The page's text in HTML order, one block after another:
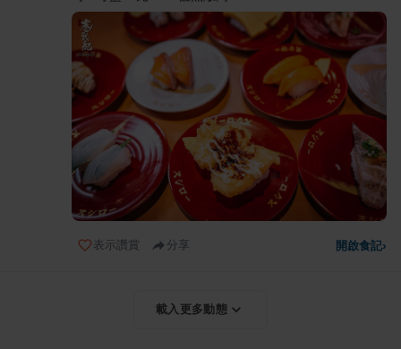
表示讚賞 分享 開啟食記›
載入更多動態